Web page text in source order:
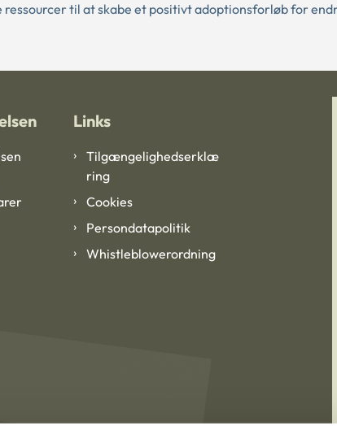
til at skabe et positivt adoptionsforløb for
Links
Tilgængelighedserklæ
ring
Cookies
Persondatapolitik
Whistleblowerordning